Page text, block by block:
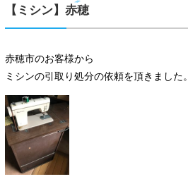
【ミシン】赤穂
赤穂市のお客様から
ミシンの引取り処分の依頼を頂きました。